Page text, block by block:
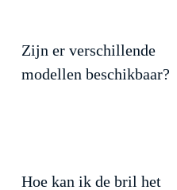
Zijn er verschillende
modellen beschikbaar?
Hoe kan ik de bril het